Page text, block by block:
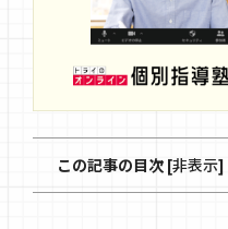
この記事の目次 [非表示]